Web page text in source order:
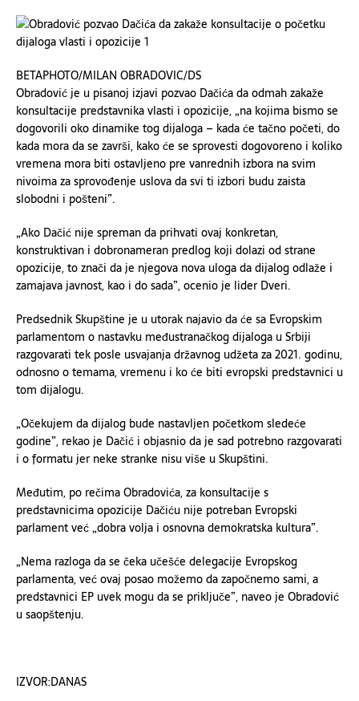
BETAPHOTO/MILAN OBRADOVIC/DS
Obradović je u pisanoj izjavi pozvao Dačića da odmah zakaže
konsultacije predstavnika vlasti i opozicije, „na kojima bismo se
dogovorili oko dinamike tog dijaloga – kada će tačno početi, do
kada mora da se završi, kako će se sprovesti dogovoreno i koliko
vremena mora biti ostavljeno pre vanrednih izbora na svim
nivoima za sprovođenje uslova da svi ti izbori budu zaista
slobodni i pošteni”.
„Ako Dačić nije spreman da prihvati ovaj konkretan,
konstruktivan i dobronameran predlog koji dolazi od strane
opozicije, to znači da je njegova nova uloga da dijalog odlaže i
zamajava javnost, kao i do sada”, ocenio je lider Dveri.
Predsednik Skupštine je u utorak najavio da će sa Evropskim
parlamentom o nastavku međustranačkog dijaloga u Srbiji
razgovarati tek posle usvajanja državnog udžeta za 2021. godinu,
odnosno o temama, vremenu i ko će biti evropski predstavnici u
tom dijalogu.
„Očekujem da dijalog bude nastavljen početkom sledeće
godine”, rekao je Dačić i objasnio da je sad potrebno razgovarati
i o formatu jer neke stranke nisu više u Skupštini.
Međutim, po rečima Obradovića, za konsultacije s
predstavnicima opozicije Dačiću nije potreban Evropski
parlament već „dobra volja i osnovna demokratska kultura”.
„Nema razloga da se čeka učešće delegacije Evropskog
parlamenta, već ovaj posao možemo da započnemo sami, a
predstavnici EP uvek mogu da se priključe”, naveo je Obradović
u saopštenju.
IZVOR:DANAS